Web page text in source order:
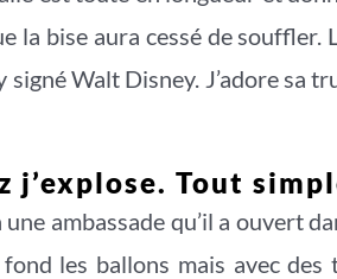
la bise aura cessé de
signé Walt Disney. J’adore
j’explose. Tout
ambassade qu’il a ouvert
les ballons mais avec des